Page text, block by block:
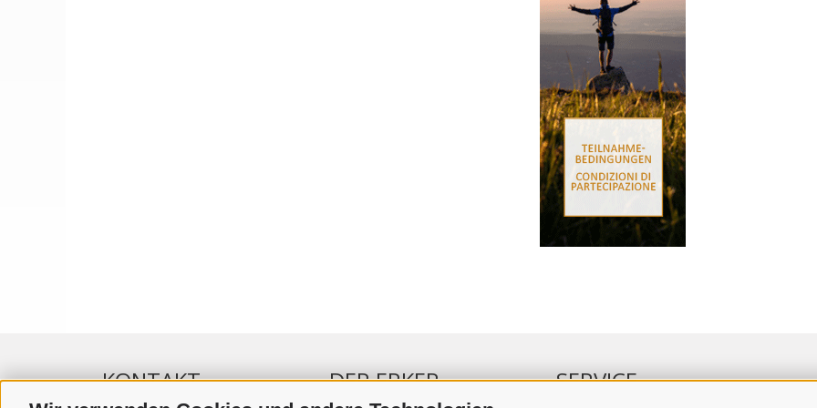
KONTAKT DER ERKER SERVICE